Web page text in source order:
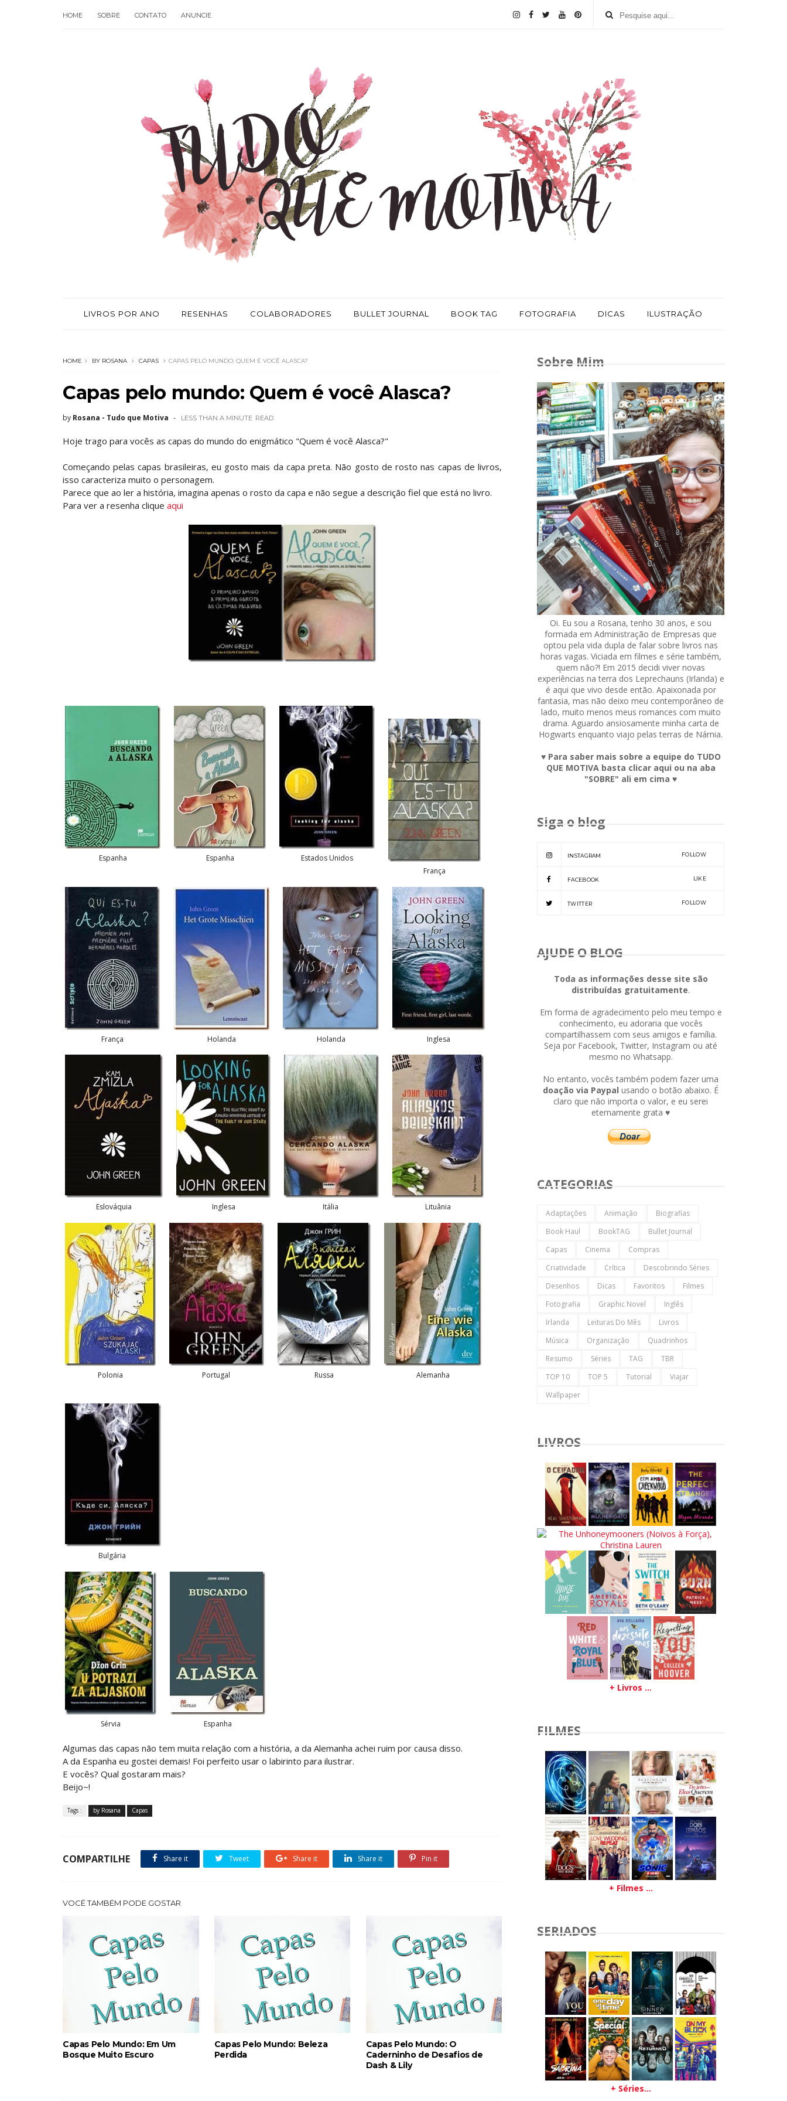
HOME SOBRE CONTATO ANUNCIE
LIVROS POR ANO RESENHAS COLABORADORES BULLET JOURNAL BOOK TAG FOTOGRAFIA DICAS ILUSTRAÇÃO
HOME BY ROSANA CAPAS CAPAS PELO MUNDO: QUEM É VOCÊ ALASCA?
Capas pelo mundo: Quem é você Alasca?
by Rosana - Tudo que Motiva LESS THAN A MINUTE READ
Hoje trago para vocês as capas do mundo do enigmático "Quem é você Alasca?"
Começando pelas capas brasileiras, eu gosto mais da capa preta. Não gosto de rosto nas capas de livros,
isso caracteriza muito o personagem.
Parece que ao ler a história, imagina apenas o rosto da capa e não segue a descrição fiel que está no livro.
Para ver a resenha clique aqui
Espanha Espanha
Estados Unidos
França
França Holanda Holanda Inglesa
Eslováquia Inglesa Itália Lituânia
Polonia Portugal Russa Alemanha
Bulgária
Sérvia Espanha
Algumas das capas não tem muita relação com a história, a da Alemanha achei ruim por causa disso.
A da Espanha eu gostei demais! Foi perfeito usar o labirinto para ilustrar.
E vocês? Qual gostaram mais?
Beijo~!
Tags : by Rosana Capas
COMPARTILHE Share it Tweet Share it Share it Pin it
VOCÊ TAMBÉM PODE GOSTAR
Capas Pelo Mundo: Em Um
Bosque Muito Escuro
Capas Pelo Mundo: Beleza
Perdida
Capas Pelo Mundo: O
Caderninho de Desafios de
Dash & Lily
Sobre Mim
Oi. Eu sou a Rosana, tenho 30 anos, e sou
formada em Administração de Empresas que
optou pela vida dupla de falar sobre livros nas
horas vagas. Viciada em filmes e série também,
quem não?! Em 2015 decidi viver novas
experiências na terra dos Leprechauns (Irlanda) e
é aqui que vivo desde então. Apaixonada por
fantasia, mas não deixo meu contemporâneo de
lado, muito menos meus romances com muito
drama. Aguardo ansiosamente minha carta de
Hogwarts enquanto viajo pelas terras de Nárnia.
♥ Para saber mais sobre a equipe do TUDO
QUE MOTIVA basta clicar aqui ou na aba
"SOBRE" ali em cima ♥
Siga o blog
INSTAGRAM FOLLOW
FACEBOOK LIKE
TWITTER FOLLOW
AJUDE O BLOG
Toda as informações desse site são
distribuídas gratuitamente.
Em forma de agradecimento pelo meu tempo e
conhecimento, eu adoraria que vocês
compartilhassem com seus amigos e família.
Seja por Facebook, Twitter, Instagram ou até
mesmo no Whatsapp.
No entanto, vocês também podem fazer uma
doação via Paypal usando o botão abaixo. É
claro que não importa o valor, e eu serei
eternamente grata ♥
CATEGORIAS
Adaptações Animação
Biografias
Book Haul
BookTAG
Bullet Journal
Capas
Cinema
Compras
Criatividade
Crítica
Descobrindo Séries
Desenhos
Dicas Favoritos
Filmes
Fotografia
Graphic Novel
Inglês
Irlanda
Leituras Do Mês
Livros
Música
Organização
Quadrinhos
Resumo
Séries TAG
TBR
TOP 10
TOP 5 Tutorial
Viajar
Wallpaper
LIVROS
+ Livros ...
FILMES
+ Filmes ...
SERIADOS
+ Séries...